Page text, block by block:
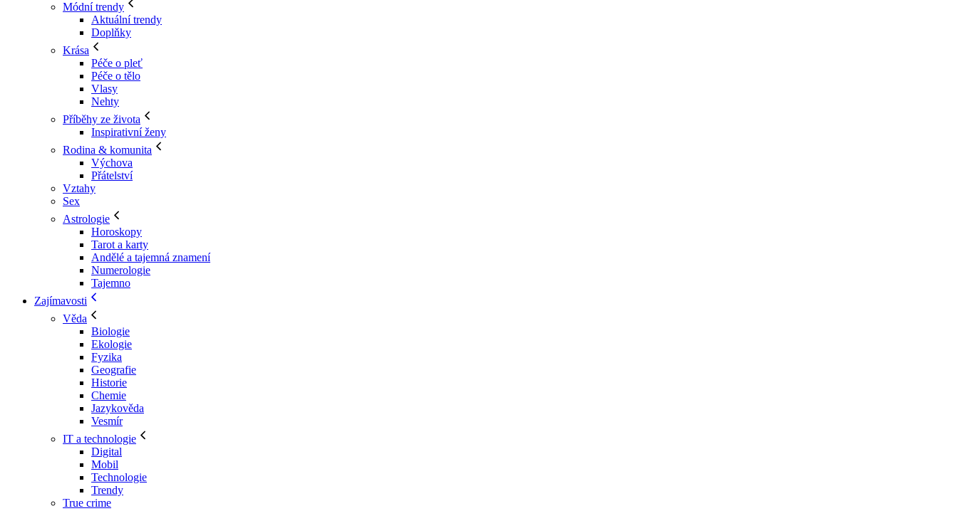
Módní trendy
Aktuální trendy
Doplňky
Krása
Péče o pleť
Péče o tělo
Vlasy
Nehty
Příběhy ze života
Inspirativní ženy
Rodina & komunita
Výchova
Přátelství
Vztahy
Sex
Astrologie
Horoskopy
Tarot a karty
Andělé a tajemná znamení
Numerologie
Tajemno
Zajímavosti
Věda
Biologie
Ekologie
Fyzika
Geografie
Historie
Chemie
Jazykověda
Vesmír
IT a technologie
Digital
Mobil
Technologie
Trendy
True crime